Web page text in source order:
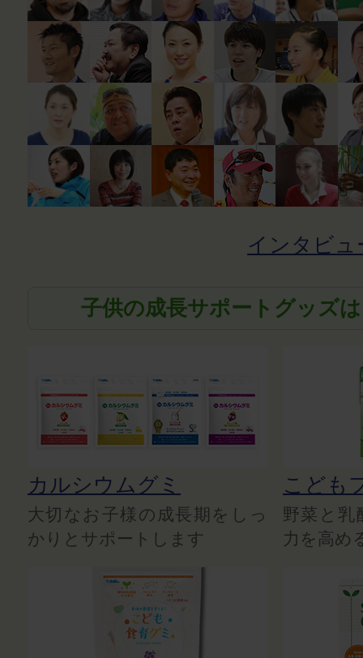
インタビュ
子供の成長サポートグッズ
カルシウムグミ
大切なお子様の成長期をしっ
かりとサポートします
こども
野菜と乳
力を高め